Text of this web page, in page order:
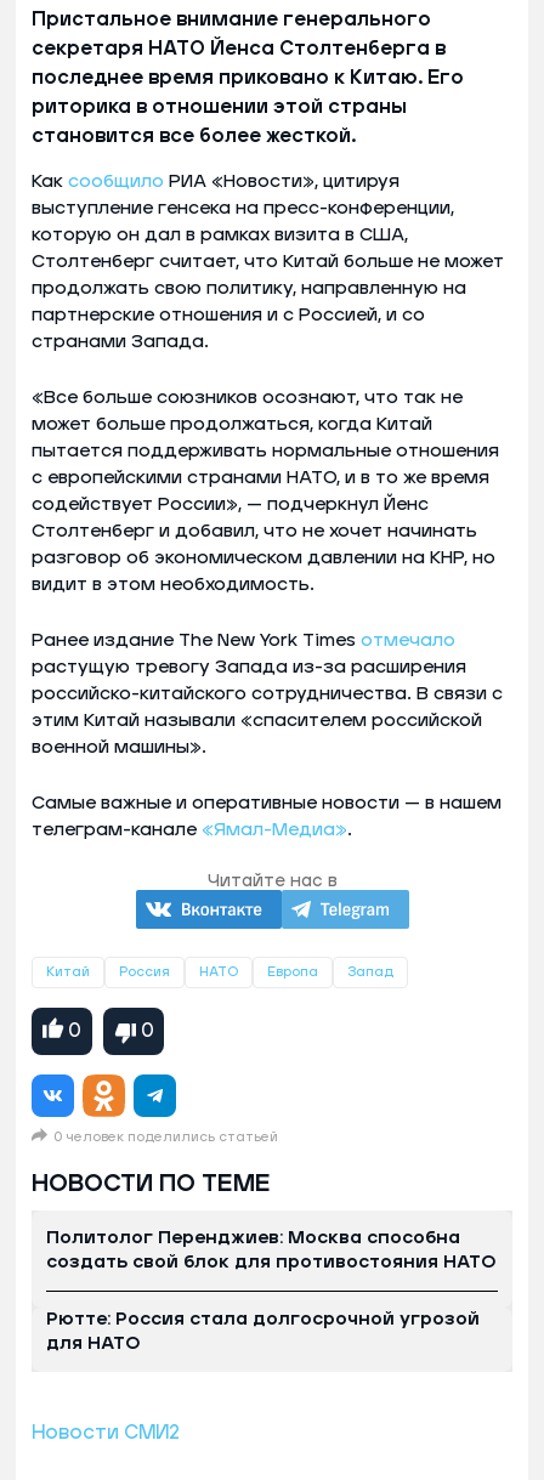
Пристальное внимание генерального
секретаря НАТО Йенса Столтенберга в
последнее время приковано к Китаю. Его
риторика в отношении этой страны
становится все более жесткой.
Как сообщило РИА «Новости», цитируя
выступление генсека на пресс-конференции,
которую он дал в рамках визита в США,
Столтенберг считает, что Китай больше не может
продолжать свою политику, направленную на
партнерские отношения и с Россией, и со
странами Запада.
«Все больше союзников осознают, что так не
может больше продолжаться, когда Китай
пытается поддерживать нормальные отношения
с европейскими странами НАТО, и в то же время
содействует России», — подчеркнул Йенс
Столтенберг и добавил, что не хочет начинать
разговор об экономическом давлении на КНР, но
видит в этом необходимость.
Ранее издание The New York Times отмечало
растущую тревогу Запада из-за расширения
российско-китайского сотрудничества. В связи с
этим Китай называли «спасителем российской
военной машины».
Самые важные и оперативные новости — в нашем
телеграм-канале «Ямал-Медиа».
Читайте нас в
Китай Россия НАТО Европа Запад
0 0
0 человек поделились статьей
НОВОСТИ ПО ТЕМЕ
Политолог Перенджиев: Москва способна
создать свой блок для противостояния НАТО
Рютте: Россия стала долгосрочной угрозой
для НАТО
Новости СМИ2